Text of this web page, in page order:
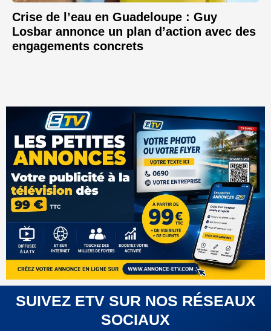
Crise de l’eau en Guadeloupe : Guy
Losbar annonce un plan d’action avec des
engagements concrets
SUIVEZ ETV SUR NOS RÉSEAUX
SOCIAUX